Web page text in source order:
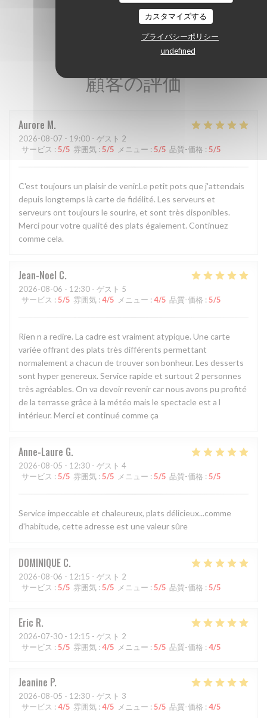
カスタマイズする
プライバシーポリシー
undefined
顧客の評価
Aurore M
2026-08-07 - 19:00 - ゲスト 2
サービス : 5/5 雰囲気 : 5/5 メニュー : 5/5 品質-価格 : 5/5
C'est toujours un plaisir de venir.Le petit pots que j'attendais
depuis longtemps là carte de fidélité. Les serveurs et
serveurs ont toujours le sourire, et sont très disponibles.
Merci pour votre qualité des plats également. Continuez
comme cela.
Jean-Noel C
2026-08-06 - 12:30 - ゲスト 5
サービス : 5/5 雰囲気 : 4/5 メニュー : 4/5 品質-価格 : 5/5
Rien n a redire. La cadre est vraiment atypique. Une carte
variée offrant des plats très différents permettant
normalement a chacun de trouver son bonheur. Les desserts
sont hyper genereux. Service rapide et surtout 2 personnes
très agréables. On va devoir revenir car nous avons pu profité
de la terrasse grâce à la météo mais le spectacle est a l
intérieur. Merci et continué comme ça
Anne-Laure G
2026-08-05 - 12:30 - ゲスト 4
サービス : 5/5 雰囲気 : 5/5 メニュー : 5/5 品質-価格 : 5/5
Service impeccable et chaleureux, plats délicieux...comme
d'habitude, cette adresse est une valeur sûre
DOMINIQUE C
2026-08-06 - 12:15 - ゲスト 2
サービス : 5/5 雰囲気 : 5/5 メニュー : 5/5 品質-価格 : 5/5
Eric R
2026-07-30 - 12:15 - ゲスト 2
サービス : 5/5 雰囲気 : 4/5 メニュー : 5/5 品質-価格 : 4/5
Jeanine P
2026-08-05 - 12:30 - ゲスト 3
サービス : 4/5 雰囲気 : 4/5 メニュー : 5/5 品質-価格 : 4/5